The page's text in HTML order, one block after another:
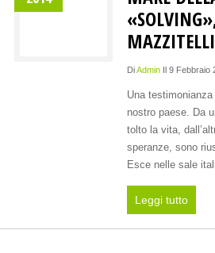
MAZZITELLI
DiAdmin Il 9 Febbraio
Una
nostro paese. Da
tolto la vita,
speranze, sono
Esce nelle sale
Leggi tutto